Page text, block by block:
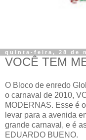
quinta-feira, 28 de
VOCÊ TEM
O Bloco de enredo
o carnaval de 2010,
MODERNAS. Esse é
levar para a avenida
grande carnaval, e é
EDUARDO BUENO.